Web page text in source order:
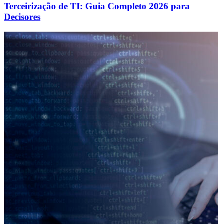
Terceirização de TI: Guia Completo 2026 para
Decisores